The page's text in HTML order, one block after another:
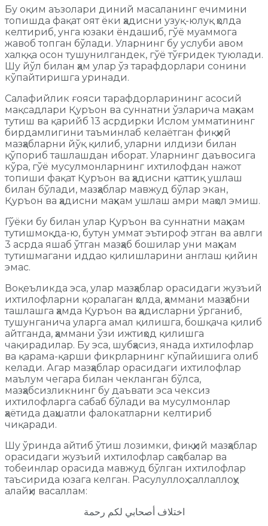
Бу оқим аъзолари диний масаланинг ечимини
топишда фақат оят ёки ҳадисни узуқ-юлуқ ҳолда
келтириб, унга юзаки ёндашиб, гўё муаммога
жавоб топган бўлади. Уларнинг бу услуби авом
халққа осон тушунилгандек, гўё тўғридек туюлади.
Шу йўл билан ҳам улар ўз тарафдорлари сонини
кўпайтиришга уринади.
Салафийлик ғояси тарафдорларининг асосий
мақсадлари Қуръон ва суннатни ўзларича маҳкам
тутиш ва қарийб 13 асрдирки Ислом умматининг
бирдамлигини таъминлаб келаётган фиқҳий
мазҳабларни йўқ қилиб, уларни илдизи билан
қўпориб ташлашдан иборат. Уларнинг даъвосига
кўра, гўё мусулмонларнинг ихтилофдан нажот
топиши фақат Қуръон ва ҳадисни қаттиқ ушлаш
билан бўлади, мазҳаблар мавжуд бўлар экан,
Қуръон ва ҳадисни маҳкам ушлаш амри маҳол эмиш.
Гўёки бу билан улар Қуръон ва суннатни маҳкам
тутишмоқда-ю, бутун уммат эътироф этган ва авлги
3 асрда яшаб ўтган мазҳаб бошилар уни маҳкам
тутишмагани иддао қилишларини англаш қийин
эмас.
Воқеъликда эса, улар мазҳаблар орасидаги жузъий
ихтилофларни қоралаган ҳолда, ҳаммани мазҳабни
ташлашга ҳамда Қуръон ва ҳадисларни ўрганиб,
тушунганича уларга амал қилишга, бошқача қилиб
айтганда, ҳаммани ўзи ижтиҳод қилишга
чақирадилар. Бу эса, шубҳасиз, янада ихтилофлар
ва қарама-қарши фикрларнинг кўпайишига олиб
келади. Агар мазҳаблар орасидаги ихтилофлар
маълум чегара билан чекланган бўлса,
мазҳабсизликнинг бу даъвати эса чексиз
ихтилофларга сабаб бўлади ва мусулмонлар
ҳаётида даҳшатли фалокатларни келтириб
чиқаради.
Шу ўринда айтиб ўтиш лозимки, фиқҳий мазҳаблар
орасидаги жузъий ихтилофлар саҳобалар ва
тобеинлар орасида мавжуд бўлган ихтилофлар
таъсирида юзага келган. Расулуллоҳ саллаллоҳу
алайҳи васаллам:
اختلاف أصحابي لكم رحمة